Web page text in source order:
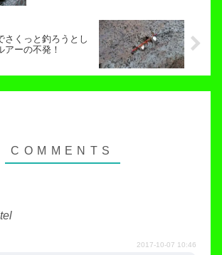
さくっと釣ろうとし
ーの不発！
2017-10-07 10:46